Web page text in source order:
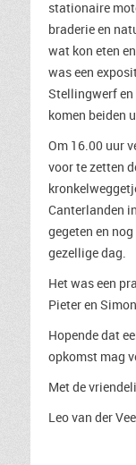
stationaire
braderie en
wat kon eten
was een
Stellingwerf en
komen beiden
Om 16.00 uur
voor te zetten
Canterlanden
gegeten en
gezellige dag.
Het was een
Pieter en
Hopende dat
opkomst mag
Met de
Leo van der